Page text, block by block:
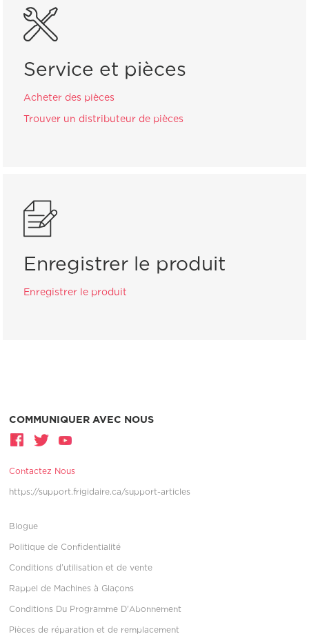
Service et pièces
Acheter des pièces
Trouver un distributeur de pièces
Enregistrer le produit
Enregistrer le produit
COMMUNIQUER AVEC NOUS
Contactez Nous
https://support.frigidaire.ca/support-articles
Blogue
Politique de Confidentialité
Conditions d’utilisation et de vente
Rappel de Machines à Glaçons
Conditions Du Programme D'Abonnement
Pièces de réparation et de remplacement